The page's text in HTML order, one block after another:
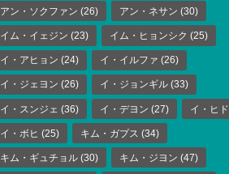
アン・ソクファン (26) アン・ネサン (30)
イム・イェジン (23) イム・ヒョンシク (25)
イ・アヒョン (24) イ・イルファ (26)
イ・ジェヨン (26) イ・ジョンギル (33)
イ・スンジェ (36) イ・デヨン (27) イ・ヒド
イ・ボヒ (25) キム・ガプス (34)
キム・ギュチョル (30) キム・ジヨン (47)